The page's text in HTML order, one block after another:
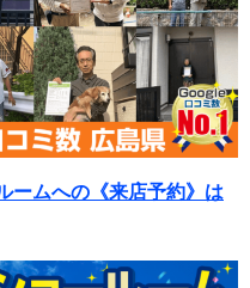
ームへの《来店予約》は